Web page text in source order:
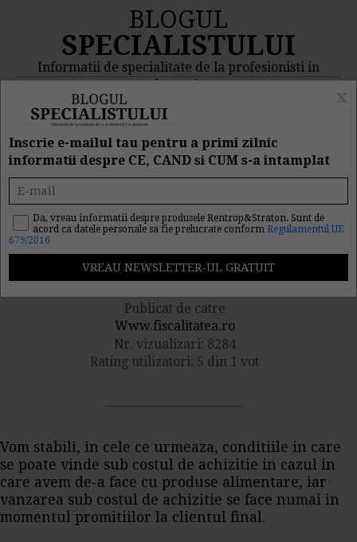
BLOGUL
SPECIALISTULUI
Informatii de specialitate de la profesionisti in
domeniu
MENIU
Vanzari sub pretul de
achizitie: Implicatii
fiscale
Publicat de catre
Www.fiscalitatea.ro
Nr. vizualizari: 8284
Rating utilizatori: 5 din 1 vot
Vom stabili, in cele ce urmeaza, conditiile in care
se poate vinde sub costul de achizitie in cazul in
care avem de-a face cu produse alimentare, iar
vanzarea sub costul de achizitie se face numai in
momentul promitiilor la clientul final.
Inscrie e-mailul tau pentru a primi zilnic
informatii despre CE, CAND si CUM s-a intamplat
Da, vreau informatii despre produsele Rentrop&Straton. Sunt de
acord ca datele personale sa fie prelucrate conform Regulamentul UE
679/2016